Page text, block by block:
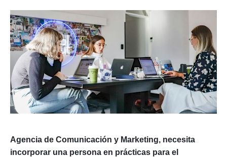
Agencia de Comunicación y Marketing, necesita
incorporar una persona en prácticas para el